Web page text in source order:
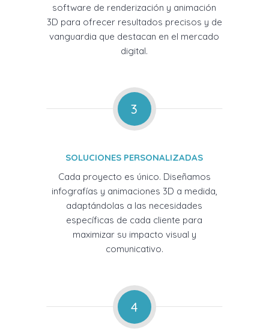
software de renderización y animación
3D para ofrecer resultados precisos y de
vanguardia que destacan en el mercado
digital.
3
SOLUCIONES PERSONALIZADAS
Cada proyecto es único. Diseñamos
infografías y animaciones 3D a medida,
adaptándolas a las necesidades
específicas de cada cliente para
maximizar su impacto visual y
comunicativo.
4